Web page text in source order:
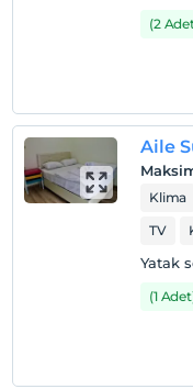
(2
Aile
Klima
TV
Yatak
(1